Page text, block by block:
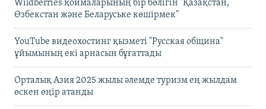
Wildberries қоймаларының бір бөлігін "Қазақстан,
Өзбекстан және Беларуське көшірмек"
YouTube видеохостинг қызметі "Русская община"
ұйымының екі арнасын бұғаттады
Орталық Азия 2025 жылы әлемде туризм ең жылдам
өскен өңір атанды